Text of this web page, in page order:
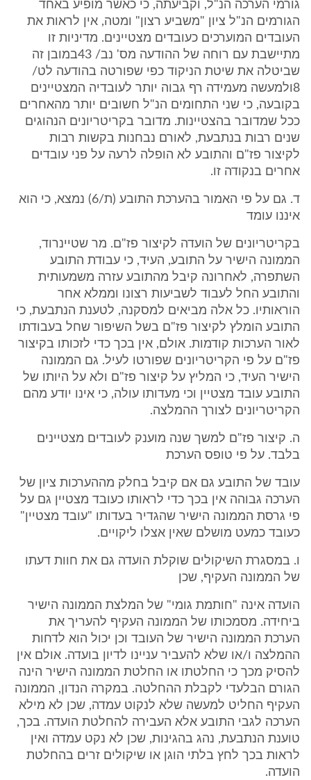
גורמי הערכה הנ"ל, וקביעתה, כי כאשר מופיע באחד
הגורמים הנ"ל ציון "משביע רצון" ומטה, אין לראות את
העובדים המוערכים כעובדים מצטיינים. מדיניות זו
מתיישבת עם רוחה של ההודעה מס' נב/ 43במובן זה
שביטלה את שיטת הניקוד כפי שפורטה בהודעה לט/
8ולמעשה מעמידה רף גבוה יותר לעובדיה המצטיינים
בקובעה, כי שני התחומים הנ"ל חשובים יותר מהאחרים
ככל שמדובר בהצטיינות. מדובר בקריטריונים הנהוגים
שנים רבות בנתבעת, לאורם נבחנות בקשות רבות
לקיצור פז"ם והתובע לא הופלה לרעה על פני עובדים
אחרים בנקודה זו.
ד. גם על פי האמור בהערכת התובע (ת/6) נמצא, כי הוא
איננו עומד
בקריטריונים של הועדה לקיצור פז"ם. מר שטיינרוד,
הממונה הישיר על התובע, העיד, כי עבודת התובע
השתפרה, לאחרונה קיבל מהתובע עזרה משמעותית
והתובע החל לעבוד לשביעות רצונו וממלא אחר
הוראותיו. כל אלה מביאים למסקנה, לטענת הנתבעת, כי
התובע הומלץ לקיצור פז"ם בשל השיפור שחל בעבודתו
לאור הערכות קודמות. אולם, אין בכך כדי לזכותו בקיצור
פז"ם על פי הקריטריונים שפורטו לעיל. גם הממונה
הישיר העיד, כי המליץ על קיצור פז"ם ולא על היותו של
התובע עובד מצטיין וכי מעדותו עולה, כי אינו יודע מהם
הקריטריונים לצורך ההמלצה.
ה. קיצור פז"ם למשך שנה מוענק לעובדים מצטיינים
בלבד. על פי טופס הערכת
עובד של התובע גם אם קיבל בחלק מההערכות ציון של
הערכה גבוהה אין בכך כדי לראותו כעובד מצטיין גם על
פי גרסת הממונה הישיר שהגדיר בעדותו "עובד מצטיין"
כעובד כמעט מושלם שאין אצלו ליקויים.
ו. במסגרת השיקולים שוקלת הועדה גם את חוות דעתו
של הממונה העקיף, שכן
הועדה אינה "חותמת גומי" של המלצת הממונה הישיר
ביחידה. מסמכותו של הממונה העקיף להעריך את
הערכת הממונה הישיר של העובד וכן יכול הוא לדחות
ההמלצה ו/או שלא להעביר עניינו לדיון בועדה. אולם אין
להסיק מכך כי החלטתו או החלטת הממונה הישיר הינה
הגורם הבלעדי לקבלת ההחלטה. במקרה הנדון, הממונה
העקיף החליט למעשה שלא לנקוט עמדה, שכן לא מילא
הערכה לגבי התובע אלא העבירה להחלטת הועדה. בכך,
טוענת הנתבעת, נהג בהגינות, שכן לא נקט עמדה ואין
לראות בכך לחץ בלתי הוגן או שיקולים זרים בהחלטת
הועדה.